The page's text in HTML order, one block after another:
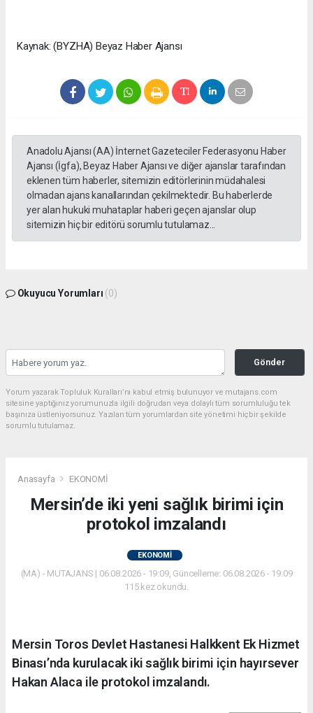
Kaynak: (BYZHA) Beyaz Haber Ajansı
Anadolu Ajansı (AA) İnternet Gazeteciler Federasyonu Haber
Ajansı (İgfa), Beyaz Haber Ajansı ve diğer ajanslar tarafından
eklenen tüm haberler, sitemizin editörlerinin müdahalesi
olmadan ajans kanallarından çekilmektedir. Bu haberlerde
yer alan hukuki muhataplar haberi geçen ajanslar olup
sitemizin hiç bir editörü sorumlu tutulamaz...
Okuyucu Yorumları (0)
Gönder
Yorum yazarak Topluluk Kuralları’nı kabul etmiş bulunuyor ve mutajans.com
sitesine yaptığınız yorumunuzla ilgili doğrudan veya dolaylı tüm sorumluluğu tek
başınıza üstleniyorsunuz. Yazılan tüm yorumlardan site yönetimi hiçbir şekilde
sorumlu tutulamaz.
Anasayfa EKONOMİ
Mersin’de iki yeni sağlık birimi için
protokol imzalandı
EKONOMİ
(MA) - MUTAJANS | 06.08.2026 - 19:09, Güncelleme: 06.08.2026 - 19:09
115 kez okundu.
Mersin Toros Devlet Hastanesi Halkkent Ek Hizmet
Binası’nda kurulacak iki sağlık birimi için hayırsever
Hakan Alaca ile protokol imzalandı.